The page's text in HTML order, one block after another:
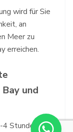
wird für Sie
an
Meer zu
erreichen.
und
Stunden,